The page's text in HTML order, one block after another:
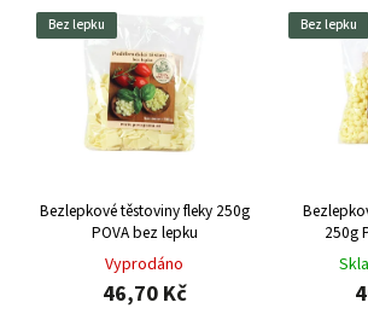
Nejprodávanější
Bez lepku
Bezlepkové těstoviny fleky 250g
POVA bez lepku
Vyprodáno
46,70 Kč
Bez lepku
250g